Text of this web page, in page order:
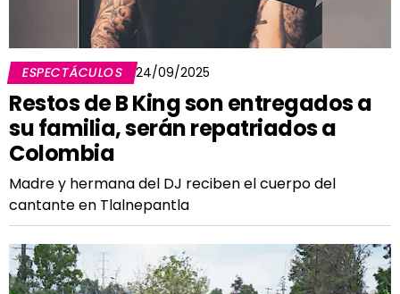
ESPECTÁCULOS 24/09/2025
Restos de B King son entregados a
su familia, serán repatriados a
Colombia
Madre y hermana del DJ reciben el cuerpo del
cantante en Tlalnepantla